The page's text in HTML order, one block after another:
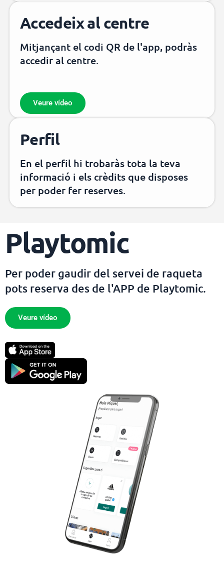
Accedeix al centre
Mitjançant el codi QR de l'app, podràs
accedir al centre.
Veure vídeo
Perfil
En el perfil hi trobaràs tota la teva
informació i els crèdits que disposes
per poder fer reserves.
Playtomic
Per poder gaudir del servei de raqueta
pots reserva des de l'APP de Playtomic.
Veure vídeo